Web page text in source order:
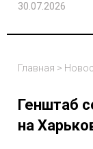
30.07.2026
Главная >
Генштаб
на